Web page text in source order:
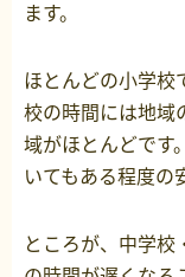
ます。
ほとんどの小学校
校の時間には地域
域がほとんどです
いてもある程度の
ところが、中学